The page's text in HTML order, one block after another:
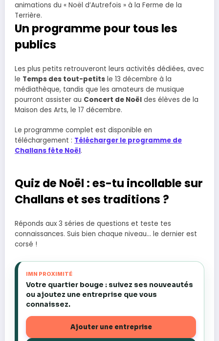
animations du « Noël d’Autrefois » à la Ferme de la
Terrière.
Un programme pour tous les
publics
Les plus petits retrouveront leurs activités dédiées, avec
le Temps des tout-petits le 13 décembre à la
médiathèque, tandis que les amateurs de musique
pourront assister au Concert de Noël des élèves de la
Maison des Arts, le 17 décembre.
Le programme complet est disponible en
téléchargement : Télécharger le programme de
Challans fête Noël.
Quiz de Noël : es-tu incollable sur
Challans et ses traditions ?
Réponds aux 3 séries de questions et teste tes
connaissances. Suis bien chaque niveau… le dernier est
corsé !
IMN PROXIMITÉ
Votre quartier bouge : suivez ses nouveautés
ou ajoutez une entreprise que vous
connaissez.
Ajouter une entreprise